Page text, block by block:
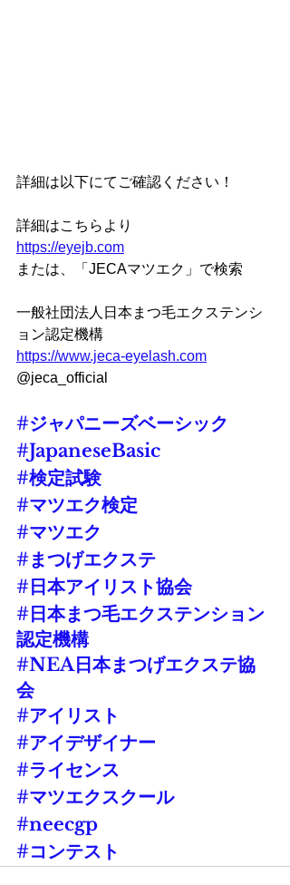
詳細は以下にてご確認ください！
詳細はこちらより
https://eyejb.com
または、「JECAマツエク」で検索
一般社団法人日本まつ毛エクステンシ
ョン認定機構
https://www.jeca-eyelash.com
@jeca_official
#ジャパニーズベーシック
#JapaneseBasic
#検定試験
#マツエク検定
#マツエク
#まつげエクステ
#日本アイリスト協会
#日本まつ毛エクステンション
認定機構
#NEA日本まつげエクステ協
会
#アイリスト
#アイデザイナー
#ライセンス
#マツエクスクール
#neecgp
#コンテスト